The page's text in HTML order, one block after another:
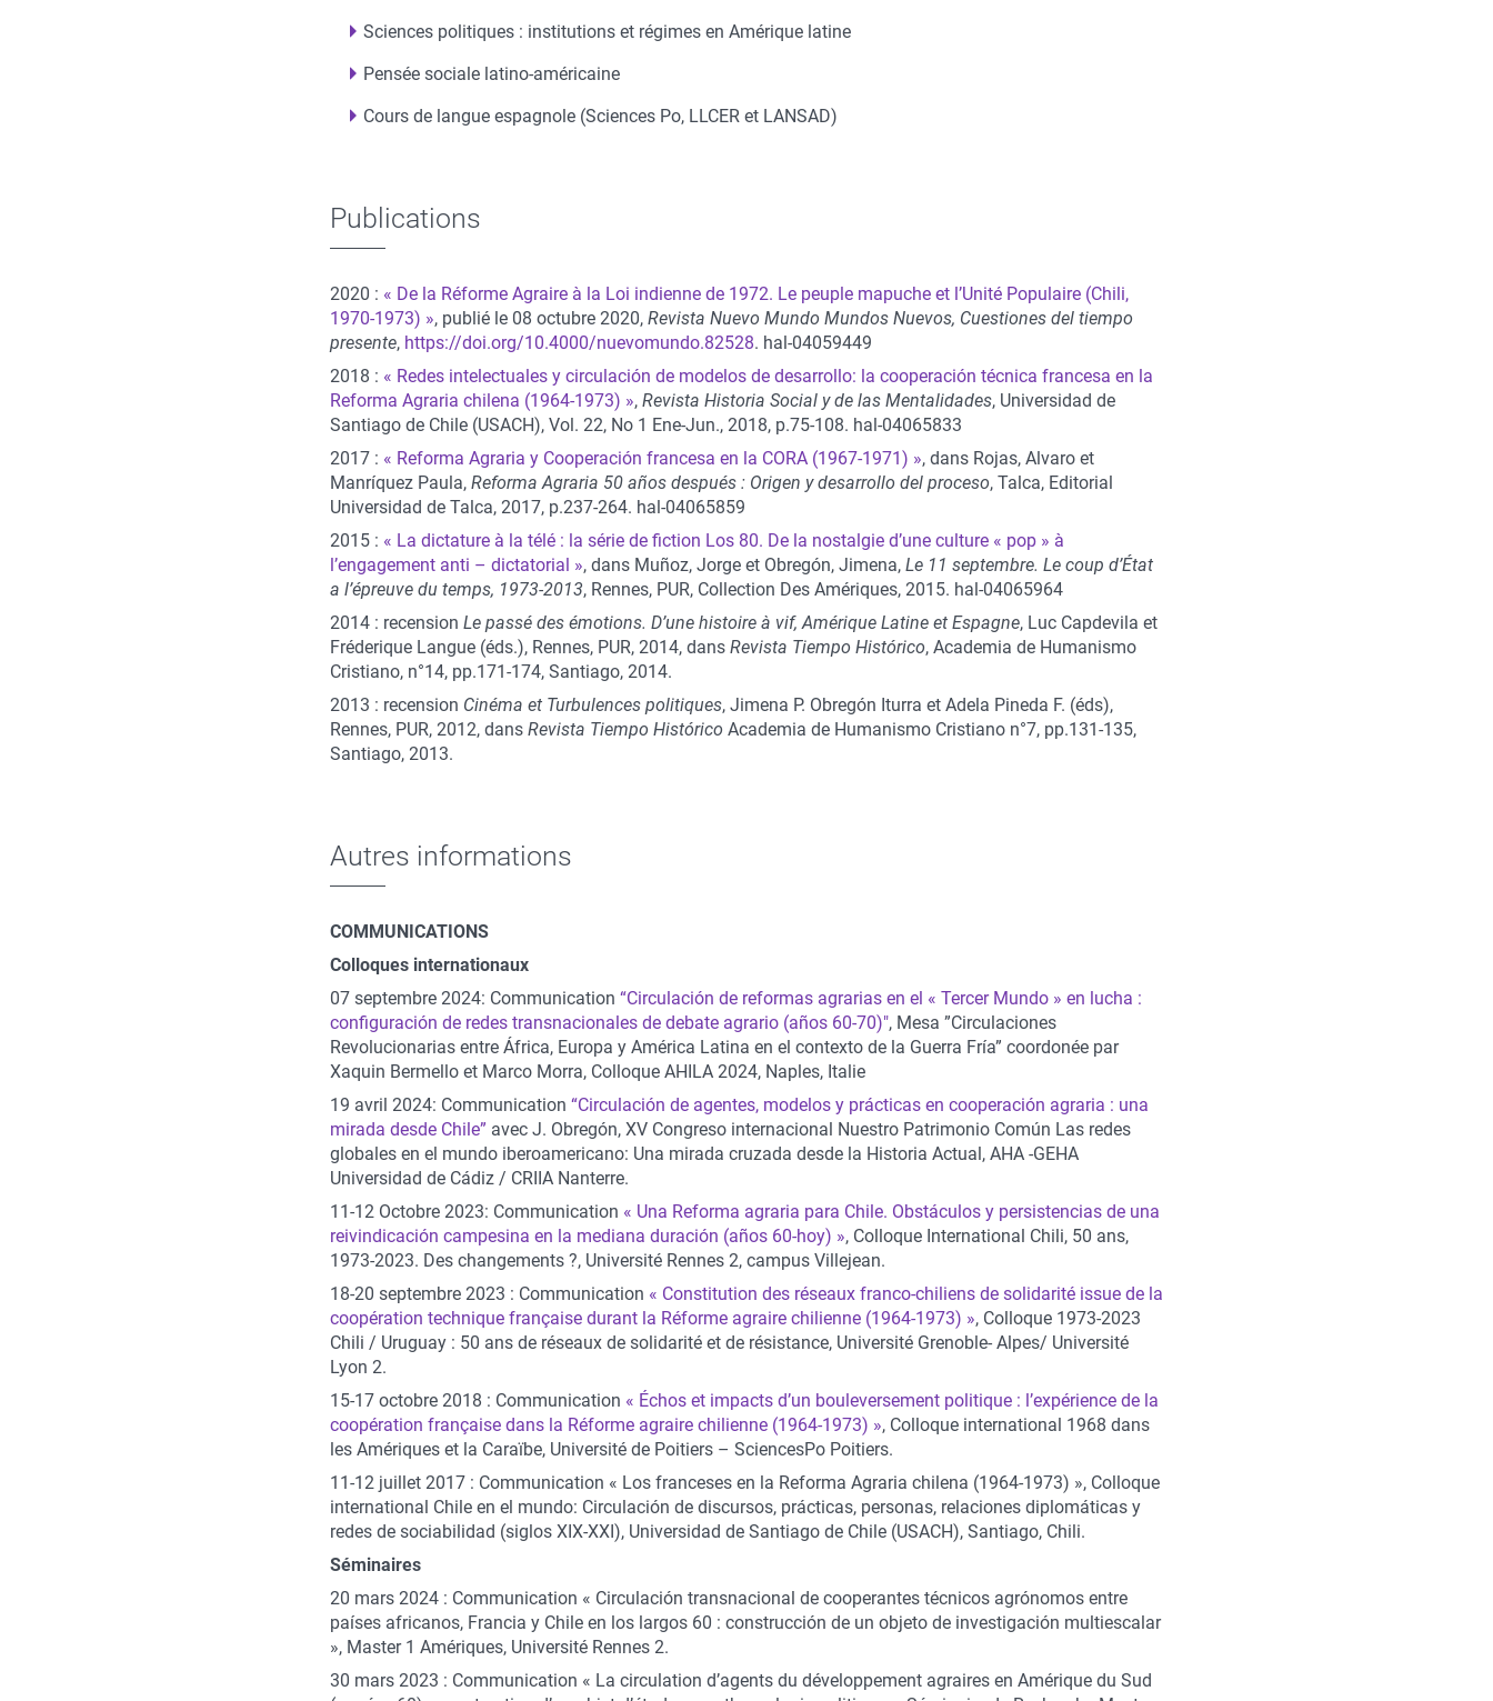
Sciences politiques : institutions et régimes en Amérique latine
Pensée sociale latino-américaine
Cours de langue espagnole (Sciences Po, LLCER et LANSAD)
Publications
2020 : « De la Réforme Agraire à la Loi indienne de 1972. Le peuple mapuche et l’Unité Populaire (Chili,
1970-1973) », publié le 08 octubre 2020, Revista Nuevo Mundo Mundos Nuevos, Cuestiones del tiempo
presente, https://doi.org/10.4000/nuevomundo.82528. hal-04059449
2018 : « Redes intelectuales y circulación de modelos de desarrollo: la cooperación técnica francesa en la
Reforma Agraria chilena (1964-1973) », Revista Historia Social y de las Mentalidades, Universidad de
Santiago de Chile (USACH), Vol. 22, No 1 Ene-Jun., 2018, p.75-108. hal-04065833
2017 : « Reforma Agraria y Cooperación francesa en la CORA (1967-1971) », dans Rojas, Alvaro et
Manríquez Paula, Reforma Agraria 50 años después : Origen y desarrollo del proceso, Talca, Editorial
Universidad de Talca, 2017, p.237-264. hal-04065859
2015 : « La dictature à la télé : la série de fiction Los 80. De la nostalgie d’une culture « pop » à
l’engagement anti – dictatorial », dans Muñoz, Jorge et Obregón, Jimena, Le 11 septembre. Le coup d’État
a l’épreuve du temps, 1973-2013, Rennes, PUR, Collection Des Amériques, 2015. hal-04065964
2014 : recension Le passé des émotions. D’une histoire à vif, Amérique Latine et Espagne, Luc Capdevila et
Fréderique Langue (éds.), Rennes, PUR, 2014, dans Revista Tiempo Histórico, Academia de Humanismo
Cristiano, n°14, pp.171-174, Santiago, 2014.
2013 : recension Cinéma et Turbulences politiques, Jimena P. Obregón Iturra et Adela Pineda F. (éds),
Rennes, PUR, 2012, dans Revista Tiempo Histórico Academia de Humanismo Cristiano n°7, pp.131-135,
Santiago, 2013.
Autres informations
COMMUNICATIONS
Colloques internationaux
07 septembre 2024: Communication “Circulación de reformas agrarias en el « Tercer Mundo » en lucha :
configuración de redes transnacionales de debate agrario (años 60-70)", Mesa ”Circulaciones
Revolucionarias entre África, Europa y América Latina en el contexto de la Guerra Fría” coordonée par
Xaquin Bermello et Marco Morra, Colloque AHILA 2024, Naples, Italie
19 avril 2024: Communication “Circulación de agentes, modelos y prácticas en cooperación agraria : una
mirada desde Chile” avec J. Obregón, XV Congreso internacional Nuestro Patrimonio Común Las redes
globales en el mundo iberoamericano: Una mirada cruzada desde la Historia Actual, AHA -GEHA
Universidad de Cádiz / CRIIA Nanterre.
11-12 Octobre 2023: Communication « Una Reforma agraria para Chile. Obstáculos y persistencias de una
reivindicación campesina en la mediana duración (años 60-hoy) », Colloque International Chili, 50 ans,
1973-2023. Des changements ?, Université Rennes 2, campus Villejean.
18-20 septembre 2023 : Communication « Constitution des réseaux franco-chiliens de solidarité issue de la
coopération technique française durant la Réforme agraire chilienne (1964-1973) », Colloque 1973-2023
Chili / Uruguay : 50 ans de réseaux de solidarité et de résistance, Université Grenoble- Alpes/ Université
Lyon 2.
15-17 octobre 2018 : Communication « Échos et impacts d’un bouleversement politique : l’expérience de la
coopération française dans la Réforme agraire chilienne (1964-1973) », Colloque international 1968 dans
les Amériques et la Caraïbe, Université de Poitiers – SciencesPo Poitiers.
11-12 juillet 2017 : Communication « Los franceses en la Reforma Agraria chilena (1964-1973) », Colloque
international Chile en el mundo: Circulación de discursos, prácticas, personas, relaciones diplomáticas y
redes de sociabilidad (siglos XIX-XXI), Universidad de Santiago de Chile (USACH), Santiago, Chili.
Séminaires
20 mars 2024 : Communication « Circulación transnacional de cooperantes técnicos agrónomos entre
países africanos, Francia y Chile en los largos 60 : construcción de un objeto de investigación multiescalar
», Master 1 Amériques, Université Rennes 2.
30 mars 2023 : Communication « La circulation d’agents du développement agraires en Amérique du Sud